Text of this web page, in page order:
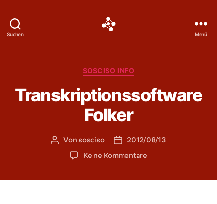
Suchen Menü
Kategorien
SOSCISO INFO
Transkriptionssoftware
Folker
Beitragsautor
Von sosciso Veröffentlichungsdatum
2012/08/13
Keine Kommentarezu